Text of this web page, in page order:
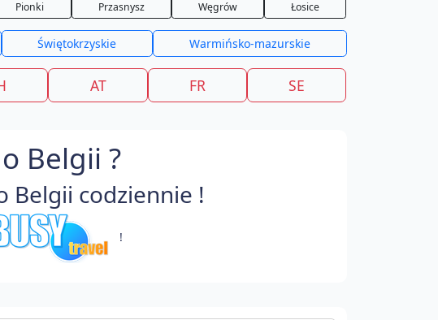
Pionki Przasnysz Węgrów Łosice
Świętokrzyskie Warmińsko-mazurskie
AT FR SE
Belgii ?
Belgii codziennie !
!